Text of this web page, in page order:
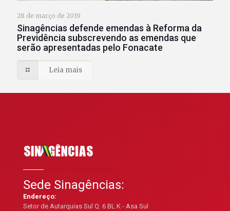
28 de março de 2019
Sinagências defende emendas à Reforma da
Previdência subscrevendo as emendas que
serão apresentadas pelo Fonacate
Leia mais
Sede Sinagências:
Endereço:
Setor de Autarquias Sul Q. 6 BL K - Asa Sul